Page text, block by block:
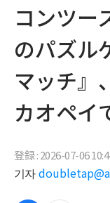
コンツー
のパズル
マッチ』
カオペイ
登録 : 2026-07-06
기자